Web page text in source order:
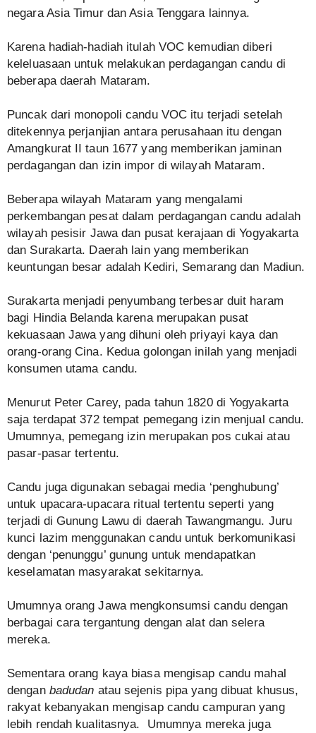
negara Asia Timur dan Asia Tenggara lainnya.
Karena hadiah-hadiah itulah VOC kemudian diberi
keleluasaan untuk melakukan perdagangan candu di
beberapa daerah Mataram.
Puncak dari monopoli candu VOC itu terjadi setelah
ditekennya perjanjian antara perusahaan itu dengan
Amangkurat II taun 1677 yang memberikan jaminan
perdagangan dan izin impor di wilayah Mataram.
Beberapa wilayah Mataram yang mengalami
perkembangan pesat dalam perdagangan candu adalah
wilayah pesisir Jawa dan pusat kerajaan di Yogyakarta
dan Surakarta. Daerah lain yang memberikan
keuntungan besar adalah Kediri, Semarang dan Madiun.
Surakarta menjadi penyumbang terbesar duit haram
bagi Hindia Belanda karena merupakan pusat
kekuasaan Jawa yang dihuni oleh priyayi kaya dan
orang-orang Cina. Kedua golongan inilah yang menjadi
konsumen utama candu.
Menurut Peter Carey, pada tahun 1820 di Yogyakarta
saja terdapat 372 tempat pemegang izin menjual candu.
Umumnya, pemegang izin merupakan pos cukai atau
pasar-pasar tertentu.
Candu juga digunakan sebagai media ‘penghubung’
untuk upacara-upacara ritual tertentu seperti yang
terjadi di Gunung Lawu di daerah Tawangmangu. Juru
kunci lazim menggunakan candu untuk berkomunikasi
dengan ‘penunggu’ gunung untuk mendapatkan
keselamatan masyarakat sekitarnya.
Umumnya orang Jawa mengkonsumsi candu dengan
berbagai cara tergantung dengan alat dan selera
mereka.
Sementara orang kaya biasa mengisap candu mahal
dengan badudan atau sejenis pipa yang dibuat khusus,
rakyat kebanyakan mengisap candu campuran yang
lebih rendah kualitasnya. Umumnya mereka juga